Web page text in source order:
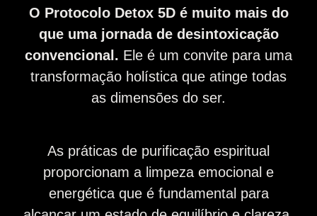
O Protocolo Detox 5D é muito mais do
que uma jornada de desintoxicação
convencional. Ele é um convite para uma
transformação holística que atinge todas
as dimensões do ser.
As práticas de purificação espiritual
proporcionam a limpeza emocional e
energética que é fundamental para